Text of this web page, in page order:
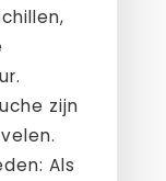
zijn
Als